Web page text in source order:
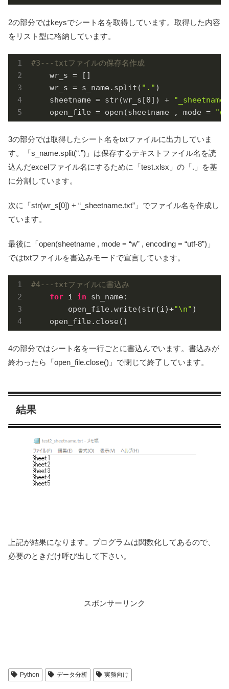
2の部分ではkeysでシート名を取得しています。取得した内容
をリスト型に格納しています。
#3---txtファイルの保存名作成
    wr_s = []
    wr_s = s_name.split(
"." )
    sheetname = str(wr_s[
0]) +
    open_file = open(sheetname , mode =
"w"
3の部分では取得したシート名をtxtファイルに出力していま
す。「s_name.split(“.”)」は保存するテキストファイル名を読
込んだexcelファイル名にするために「test.xlsx」の「.」を基
に分割しています。
次に「str(wr_s[0]) + “_sheetname.txt”」でファイル名を作成し
ています。
最後に「open(sheetname , mode = “w” , encoding = “utf-8”)」
ではtxtファイルを書込みモードで宣言しています。
#4---txtファイルに書込み
for i in sh_name:
        open_file.write(str(i)+
"\n" )
    open_file.close()
4の部分ではシート名を一行ごとに書込んでいます。書込みが
終わったら「open_file.close()」で閉じて終了しています。
結果
上記が結果になります。プログラムは関数化してあるので、
必要のときだけ呼び出して下さい。
スポンサーリンク
Python データ分析 実務向け